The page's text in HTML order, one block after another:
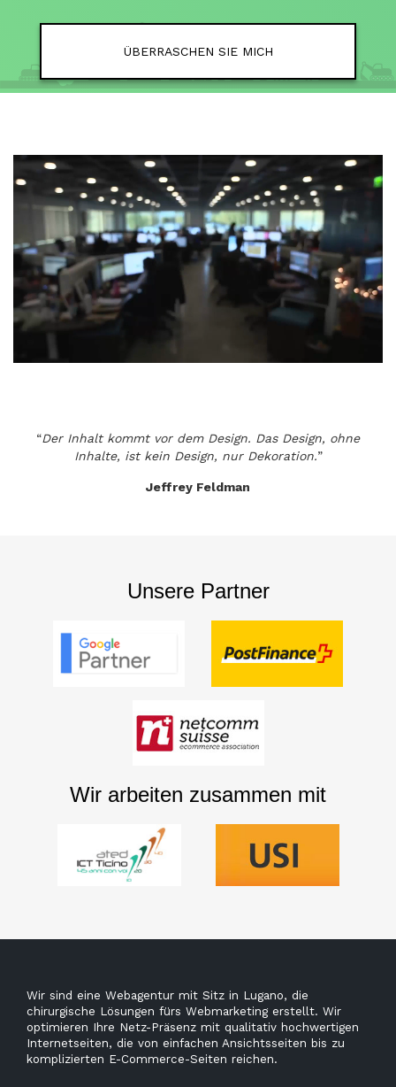
ÜBERRASCHEN SIE MICH
“Der Inhalt kommt vor dem Design. Das Design, ohne
Inhalte, ist kein Design, nur Dekoration.”
Jeffrey Feldman
Unsere Partner
Wir arbeiten zusammen mit
Wir sind eine Webagentur mit Sitz in Lugano, die
chirurgische Lösungen fürs Webmarketing erstellt. Wir
optimieren Ihre Netz-Präsenz mit qualitativ hochwertigen
Internetseiten, die von einfachen Ansichtsseiten bis zu
komplizierten E-Commerce-Seiten reichen.